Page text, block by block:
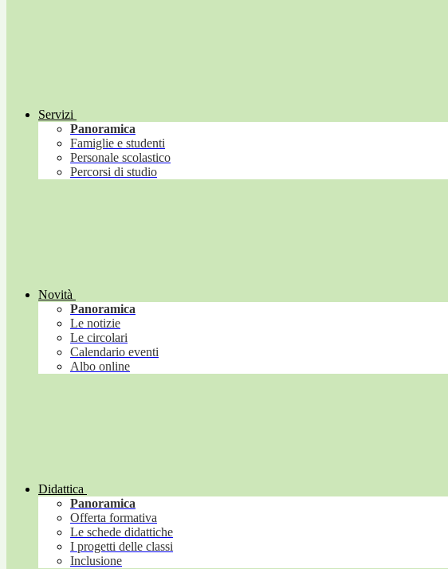
Servizi
Panoramica
Famiglie e studenti
Personale scolastico
Percorsi di studio
Novità
Panoramica
Le notizie
Le circolari
Calendario eventi
Albo online
Didattica
Panoramica
Offerta formativa
Le schede didattiche
I progetti delle classi
Inclusione